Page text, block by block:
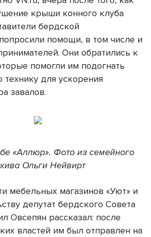
крыши конного клуба
бердской
помощи, в том числе и
Они обратились к
помогли им подогнать
для ускорения
завалов.
«Аллюр». Фото из семейного
Ольги Нейвирт
мебельных магазинов «Уют» и
депутат бердского Совета
Овсепян рассказал: после
властей им был отправлен на